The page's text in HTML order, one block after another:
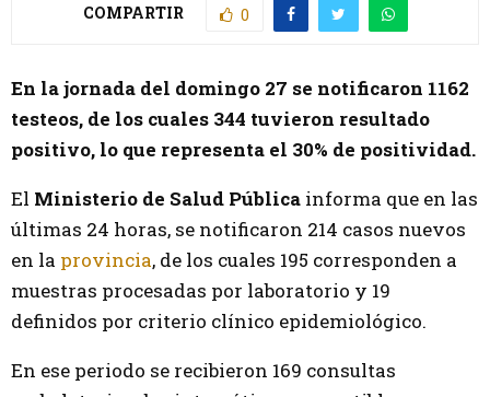
COMPARTIR 0
En la jornada del domingo 27 se notificaron 1162
testeos, de los cuales 344 tuvieron resultado
positivo, lo que representa el 30% de positividad.
El Ministerio de Salud Pública informa que en las
últimas 24 horas, se notificaron 214 casos nuevos
en la provincia, de los cuales 195 corresponden a
muestras procesadas por laboratorio y 19
definidos por criterio clínico epidemiológico.
En ese periodo se recibieron 169 consultas